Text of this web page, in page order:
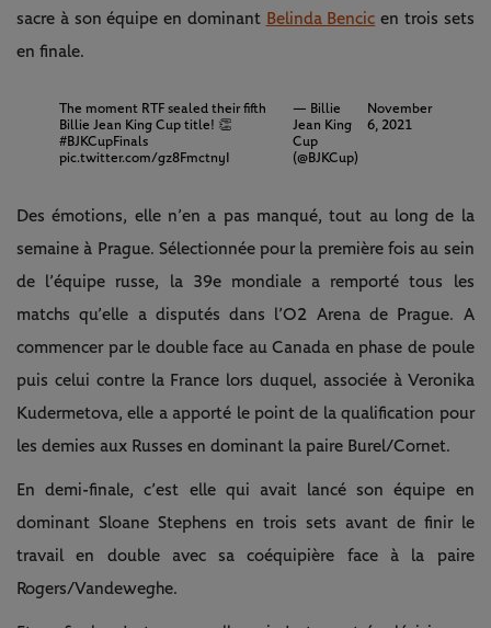
sacre à son équipe en dominant Belinda Bencic en trois sets
en finale.
The moment RTF sealed their fifth
Billie Jean King Cup title! 👏
#BJKCupFinals
pic.twitter.com/gz8FmctnyI
— Billie
Jean King
Cup
(@BJKCup)
November
6, 2021
Des émotions, elle n’en a pas manqué, tout au long de la
semaine à Prague. Sélectionnée pour la première fois au sein
de l’équipe russe, la 39e mondiale a remporté tous les
matchs qu’elle a disputés dans l’O2 Arena de Prague. A
commencer par le double face au Canada en phase de poule
puis celui contre la France lors duquel, associée à Veronika
Kudermetova, elle a apporté le point de la qualification pour
les demies aux Russes en dominant la paire Burel/Cornet.
En demi-finale, c’est elle qui avait lancé son équipe en
dominant Sloane Stephens en trois sets avant de finir le
travail en double avec sa coéquipière face à la paire
Rogers/Vandeweghe.